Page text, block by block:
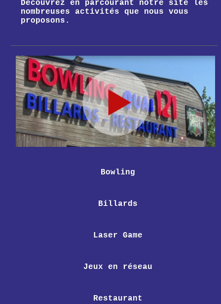
Découvrez en parcourant notre site les
nombreuses activités que nous vous
proposons.
Bowling
Billards
Laser Game
Jeux en réseau
Restaurant